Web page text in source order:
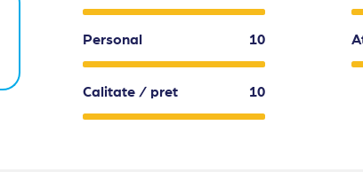
Personal 10
Calitate / pret 10